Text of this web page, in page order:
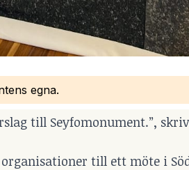
egna.
till Seyfomonument.”,
till ett möte i